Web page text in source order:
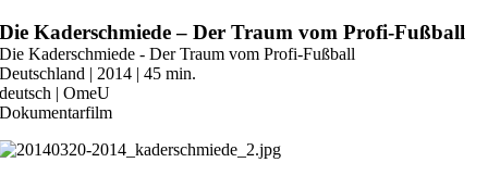
Zum
Inhalt
springen
Die Kaderschmiede – Der Traum vom Profi-Fußball
Die Kaderschmiede - Der Traum vom Profi-Fußball
Deutschland | 2014 | 45 min.
deutsch | OmeU
Dokumentarfilm